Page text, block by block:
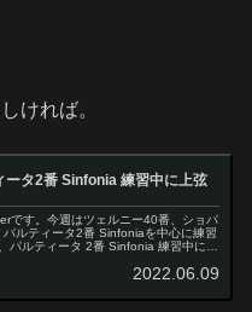
ければ。
ータ2番 Sinfonia 練習中に上弦
です。今週はツェルニー40番、ショパ
ルティータ2番 Sinfoniaを中心に練習
パルティータ 2番 Sinfonia 練習中に上
2022.06.09